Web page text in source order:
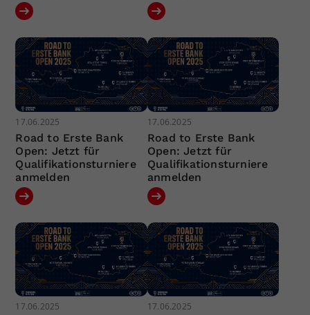
17.06.2025
Road to Erste Bank
Open: Jetzt für
Qualifikationsturniere
anmelden
17.06.2025
Road to Erste Bank
Open: Jetzt für
Qualifikationsturniere
anmelden
17.06.2025 17.06.2025